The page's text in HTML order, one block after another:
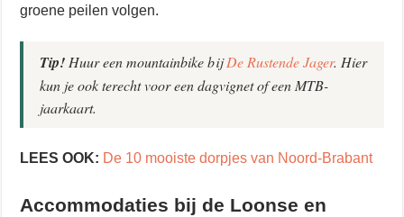
groene peilen volgen.
Tip!Huur een mountainbike bijDe Rustende Jager. Hier
kun je ook terecht voor een dagvignet of een MTB-
jaarkaart.
LEES OOK: De 10 mooiste dorpjes van Noord-Brabant
Accommodaties bij de Loonse en